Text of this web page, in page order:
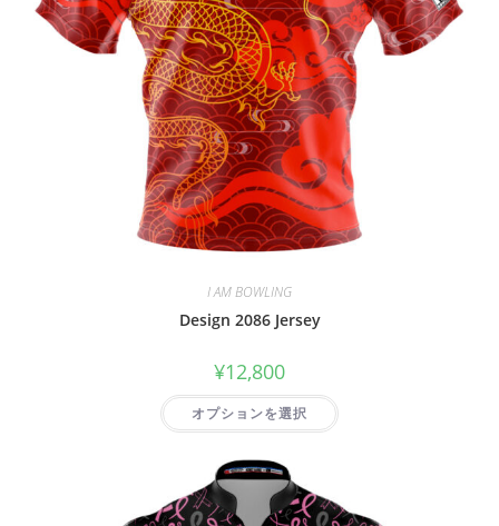
I AM BOWLING
Design 2086 Jersey
¥12,800
オプションを選択